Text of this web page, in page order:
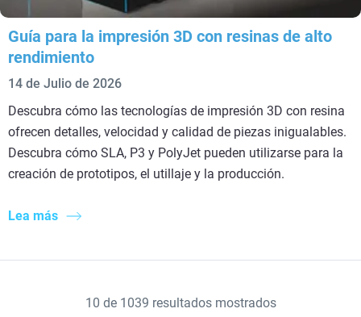
Guía para la impresión 3D con resinas de alto
rendimiento
14 de Julio de 2026
Descubra cómo las tecnologías de impresión 3D con resina
ofrecen detalles, velocidad y calidad de piezas inigualables.
Descubra cómo SLA, P3 y PolyJet pueden utilizarse para la
creación de prototipos, el utillaje y la producción.
Lea más
10 de 1039 resultados mostrados